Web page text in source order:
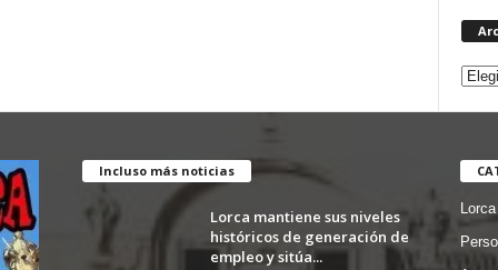
Incluso más noticias
Lorca mantiene sus niveles
históricos de generación de
empleo y sitúa...
Lorca